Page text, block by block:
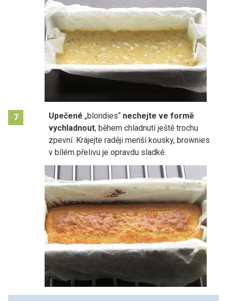
7 Upečené „blondies“ nechejte ve formě
vychladnout, během chladnutí ještě trochu
zpevní. Krájejte raději menší kousky, brownies
v bílém přelivu je opravdu sladké.